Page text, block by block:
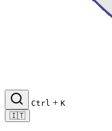
Ctrl + K
🇮🇹